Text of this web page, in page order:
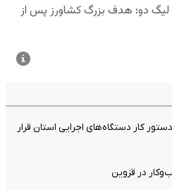
کار دستگاه‌های اجرایی استان قرار